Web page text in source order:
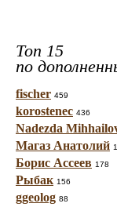
Топ 15
по
fischer 459
korostenec 436
Nadezda
Магаз Анатолий
Борис Ассеев 178
Рыбак 156
ggeolog 88